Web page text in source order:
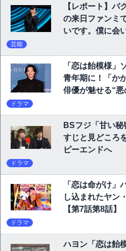
【レポート】パ
の来日ファンミ
いです。僕に会
芸能
「恋は飴模様」
青年期に！「か
俳優が魅せる“悪
ドラマ
BSフジ「甘い
すじと見どころ
ピーエンドへ
ドラマ
「恋は命がけ」
し込まれたヤン
【第7話第8話】
ドラマ
ハヨン「恋は飴